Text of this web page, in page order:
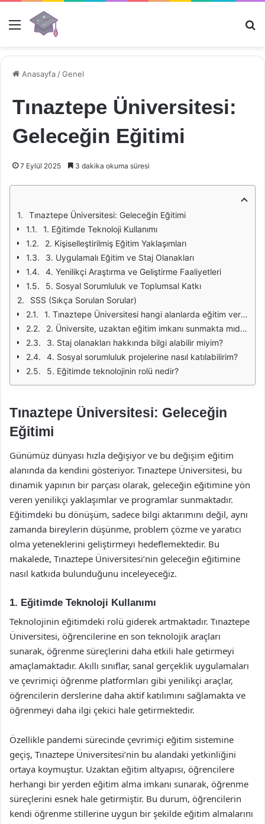
Menü
Anasayfa /Genel
Tınaztepe Üniversitesi:
Geleceğin Eğitimi
7 Eylül 2025 3 dakika okuma süresi
Tınaztepe Üniversitesi: Geleceğin Eğitimi
1. Eğitimde Teknoloji Kullanımı
2. Kişiselleştirilmiş Eğitim Yaklaşımları
3. Uygulamalı Eğitim ve Staj Olanakları
4. Yenilikçi Araştırma ve Geliştirme Faaliyetleri
5. Sosyal Sorumluluk ve Toplumsal Katkı
SSS (Sıkça Sorulan Sorular)
1. Tınaztepe Üniversitesi hangi alanlarda eğitim vermektedir?
2. Üniversite, uzaktan eğitim imkanı sunmakta mıdır?
3. Staj olanakları hakkında bilgi alabilir miyim?
4. Sosyal sorumluluk projelerine nasıl katılabilirim?
5. Eğitimde teknolojinin rolü nedir?
Tınaztepe Üniversitesi: Geleceğin
Eğitimi
Günümüz dünyası hızla değişiyor ve bu değişim eğitim
alanında da kendini gösteriyor. Tınaztepe Üniversitesi, bu
dinamik yapının bir parçası olarak, geleceğin eğitimine yön
veren yenilikçi yaklaşımlar ve programlar sunmaktadır.
Eğitimdeki bu dönüşüm, sadece bilgi aktarımını değil, aynı
zamanda bireylerin düşünme, problem çözme ve yaratıcı
olma yeteneklerini geliştirmeyi hedeflemektedir. Bu
makalede, Tınaztepe Üniversitesi’nin geleceğin eğitimine
nasıl katkıda bulunduğunu inceleyeceğiz.
1. Eğitimde Teknoloji Kullanımı
Teknolojinin eğitimdeki rolü giderek artmaktadır. Tınaztepe
Üniversitesi, öğrencilerine en son teknolojik araçları
sunarak, öğrenme süreçlerini daha etkili hale getirmeyi
amaçlamaktadır. Akıllı sınıflar, sanal gerçeklik uygulamaları
ve çevrimiçi öğrenme platformları gibi yenilikçi araçlar,
öğrencilerin derslerine daha aktif katılımını sağlamakta ve
öğrenmeyi daha ilgi çekici hale getirmektedir.
Özellikle pandemi sürecinde çevrimiçi eğitim sistemine
geçiş, Tınaztepe Üniversitesi’nin bu alandaki yetkinliğini
ortaya koymuştur. Uzaktan eğitim altyapısı, öğrencilere
herhangi bir yerden eğitim alma imkanı sunarak, öğrenme
süreçlerini esnek hale getirmiştir. Bu durum, öğrencilerin
kendi öğrenme stillerine uygun bir şekilde eğitim almalarını